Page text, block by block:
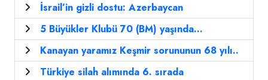
İsrail’in gizli dostu: Azerbaycan
5 Büyükler Klubü 70 (BM) yaşında...
Kanayan yaramız Keşmir sorununun 68 yılı..
Türkiye silah alımında 6. sırada